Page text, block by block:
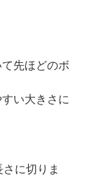
先ほどのボ
い大きさに
に切りま